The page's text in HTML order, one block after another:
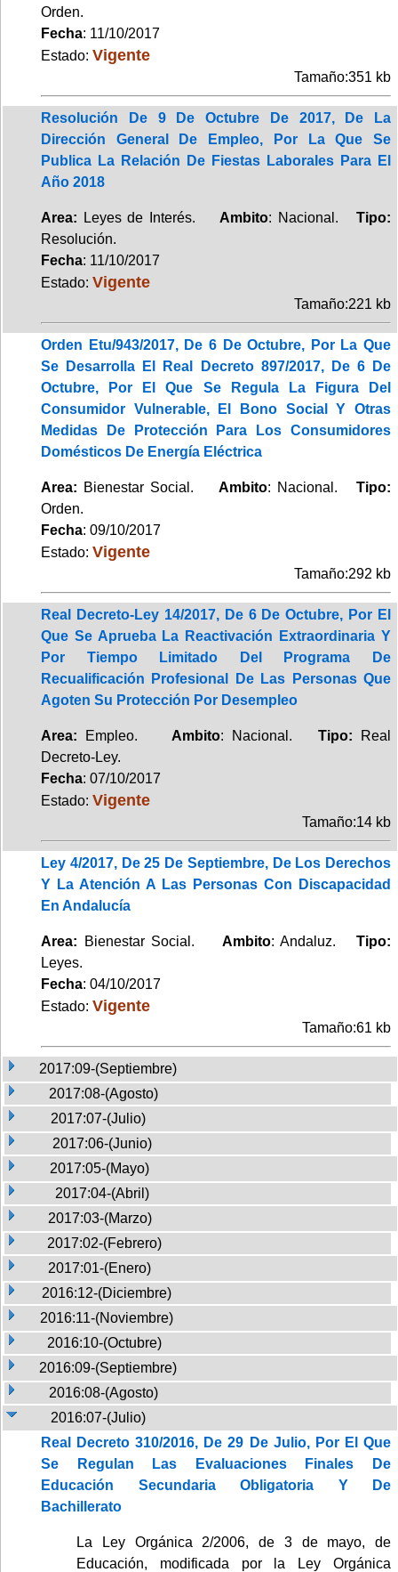
Orden.
Fecha: 11/10/2017
Estado: Vigente
Tamaño:351 kb
Resolución De 9 De Octubre De 2017, De La
Dirección General De Empleo, Por La Que Se
Publica La Relación De Fiestas Laborales Para El
Año 2018
Area: Leyes de Interés. Ambito: Nacional.Tipo:
Resolución.
Fecha: 11/10/2017
Estado: Vigente
Tamaño:221 kb
Orden Etu/943/2017, De 6 De Octubre, Por La Que
Se Desarrolla El Real Decreto 897/2017, De 6 De
Octubre, Por El Que Se Regula La Figura Del
Consumidor Vulnerable, El Bono Social Y Otras
Medidas De Protección Para Los Consumidores
Domésticos De Energía Eléctrica
Area: Bienestar Social. Ambito: Nacional. Tipo:
Orden.
Fecha: 09/10/2017
Estado: Vigente
Tamaño:292 kb
Real Decreto-Ley 14/2017, De 6 De Octubre, Por El
Que Se Aprueba La Reactivación Extraordinaria Y
Por Tiempo Limitado Del Programa De
Recualificación Profesional De Las Personas Que
Agoten Su Protección Por Desempleo
Area: Empleo. Ambito: Nacional. Tipo:
Real
Decreto-Ley.
Fecha: 07/10/2017
Estado: Vigente
Tamaño:14 kb
Ley 4/2017, De 25 De Septiembre, De Los Derechos
Y La Atención A Las Personas Con Discapacidad
En Andalucía
Area: Bienestar Social. Ambito: Andaluz.Tipo:
Leyes.
Fecha: 04/10/2017
Estado: Vigente
Tamaño:61 kb
2017:09-(Septiembre)
2017:08-(Agosto)
2017:07-(Julio)
2017:06-(Junio)
2017:05-(Mayo)
2017:04-(Abril)
2017:03-(Marzo)
2017:02-(Febrero)
2017:01-(Enero)
2016:12-(Diciembre)
2016:11-(Noviembre)
2016:10-(Octubre)
2016:09-(Septiembre)
2016:08-(Agosto)
2016:07-(Julio)
Real Decreto 310/2016, De 29 De Julio, Por El Que
Se Regulan Las Evaluaciones Finales De
Educación Secundaria Obligatoria Y De
Bachillerato
La Ley Orgánica 2/2006, de 3 de mayo, de
Educación, modificada por la Ley Orgánica